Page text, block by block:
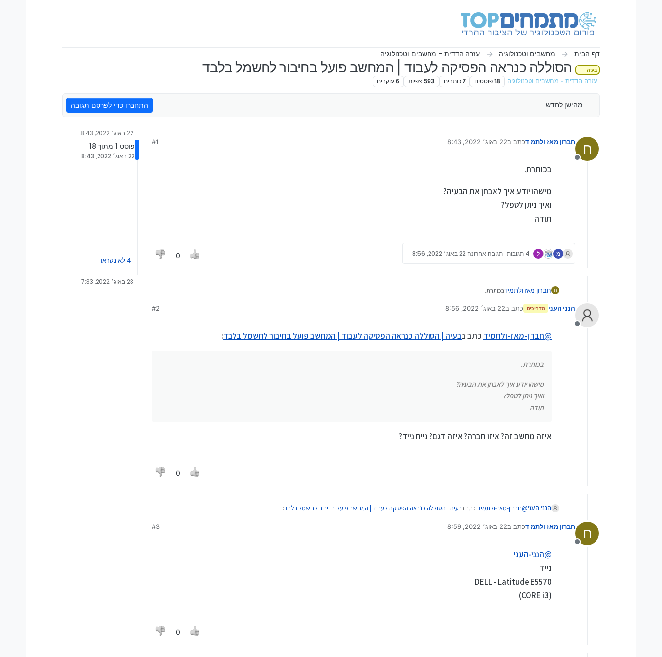
דף הבית מחשבים וטכנולוגיה עזרה הדדית - מחשבים וטכנולוגיה
בעיה הסוללה כנראה הפסיקה לעבוד | המחשב פועל בחיבור לחשמל בלבד
עזרה הדדית - מחשבים וטכנולוגיה 18 פוסטים 7 כותבים 593 צפיות 6 עוקבים
מהישן לחדש התחברו כדי לפרסם תגובה
ח
מנותק
חברון מאז ולתמידכתב ב22 באוג׳ 2022, 8:43
נערך לאחרונה על ידי
#1
בכותרת.
מישהו יודע איך לאבחן את הבעיה?
ואיך ניתן לטפל?
תודה
מ ל 4 תגובות תגובה אחרונה 22 באוג׳ 2022, 8:56 0
ח חברון מאז ולתמידבכותרת.
מישהו יודע איך לאבחן את הבעיה?
מנותק
הנני העני מדריכים כתב ב22 באוג׳ 2022, 8:56
נערך לאחרונה על ידי
#2
@חברון-מאז-ולתמיד כתב בבעיה | הסוללה כנראה הפסיקה לעבוד | המחשב פועל בחיבור לחשמל בלבד:
בכותרת.
מישהו יודע איך לאבחן את הבעיה?
ואיך ניתן לטפל?
תודה
איזה מחשב זה? איזו חברה? איזה דגם? נייח נייד?
0
הנני העני@חברון-מאז-ולתמיד כתב בבעיה | הסוללה כנראה הפסיקה לעבוד | המחשב פועל בחיבור לחשמל בלבד:
מישהו יודע איך לאבחן את הבעיה?
איזה מחשב זה? איזו חברה? איזה דגם? נייח נייד?
ח
מנותק
חברון מאז ולתמידכתב ב22 באוג׳ 2022, 8:59
נערך לאחרונה על ידי
#3
@הנני-העני
נייד
DELL - Latitude E5570
(CORE i3)
0
22 באוג׳ 2022, 8:43
פוסט 1 מתוך 18
22 באוג׳ 2022, 8:43
4 לא נקראו
23 באוג׳ 2022, 7:33